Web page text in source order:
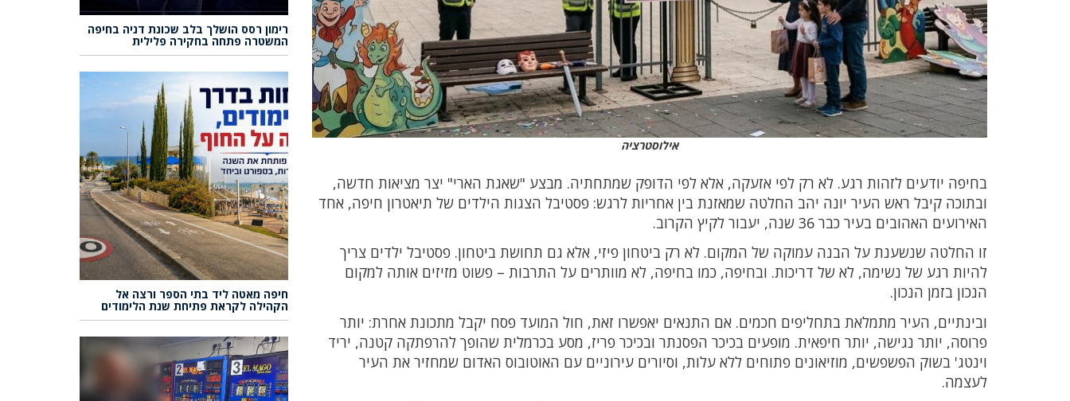
אילוסטרציה
בחיפה יודעים לזהות רגע. לא רק לפי אזעקה, אלא לפי הדופק שמתחתיה. מבצע "שאגת הארי" יצר מציאות חדשה,
ובתוכה קיבל ראש העיר יונה יהב החלטה שמאזנת בין אחריות לרגש: פסטיבל הצגות הילדים של תיאטרון חיפה, אחד
האירועים האהובים בעיר כבר 36 שנה, יעבור לקיץ הקרוב.
זו החלטה שנשענת על הבנה עמוקה של המקום. לא רק ביטחון פיזי, אלא גם תחושת ביטחון. פסטיבל ילדים צריך
להיות רגע של נשימה, לא של דריכות. ובחיפה, כמו בחיפה, לא מוותרים על התרבות – פשוט מזיזים אותה למקום
הנכון בזמן הנכון.
ובינתיים, העיר מתמלאת בתחליפים חכמים. אם התנאים יאפשרו זאת, חול המועד פסח יקבל מתכונת אחרת: יותר
פרוסה, יותר נגישה, יותר חיפאית. מופעים בכיכר הפסנתר ובכיכר פריז, מסע בכרמלית שהופך להרפתקה קטנה, יריד
וינטג' בשוק הפשפשים, מוזיאונים פתוחים ללא עלות, וסיורים עירוניים עם האוטובוס האדום שמחזיר את העיר
לעצמה.
רימון רסס הושלך בלב שכונת דניה בחיפה
המשטרה פתחה בחקירה פלילית
חיפה מאטה ליד בתי הספר ורצה אל
הקהילה לקראת פתיחת שנת הלימודים